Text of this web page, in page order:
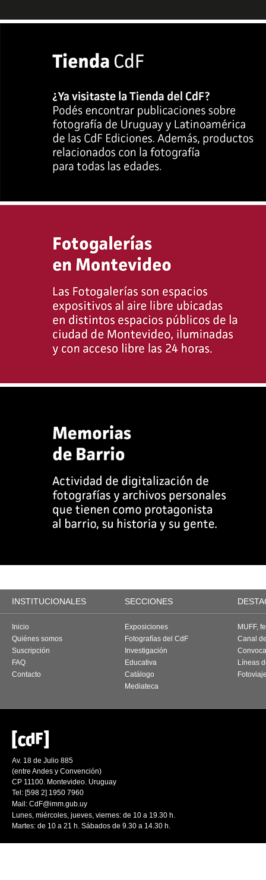
INSTITUCIONALES SECCIONES
Inicio
Quiénes somos
Suscripción
FAQ
Contacto
Exposiciones
Fotografías del CdF
Investigación
Educativa
Catálogo
Mediateca
MUFF,
Canal
Líneas
Av. 18 de Julio 885
(entre Andes y Convención)
CP 11100. Montevideo. Uruguay
Tel: [598 2] 1950 7960
Mail: CdF@imm.gub.uy
Lunes, miércoles, jueves, viernes: de 10 a 19.30 h.
Martes: de 10 a 21 h. Sábados de 9.30 a 14.30 h.